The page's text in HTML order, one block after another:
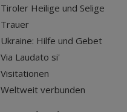
Tiroler Heilige und Selige
Trauer
Ukraine: Hilfe und Gebet
Via Laudato si'
Visitationen
Weltweit verbunden